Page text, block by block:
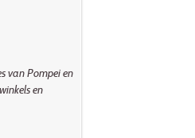
van Pompei en
en